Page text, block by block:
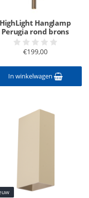
HighLight Hanglamp
Perugia rond brons
€199,00
In winkelwagen